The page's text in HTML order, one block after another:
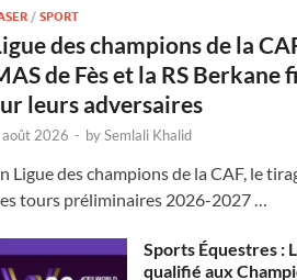
/SPORT
des champions de la
de Fès et la RS Berkane
leurs adversaires
2026 - bySemlali Khalid
Ligue des champions de la CAF, le
tours préliminaires 2026-2027 …
Sports Équestres :
qualifié aux